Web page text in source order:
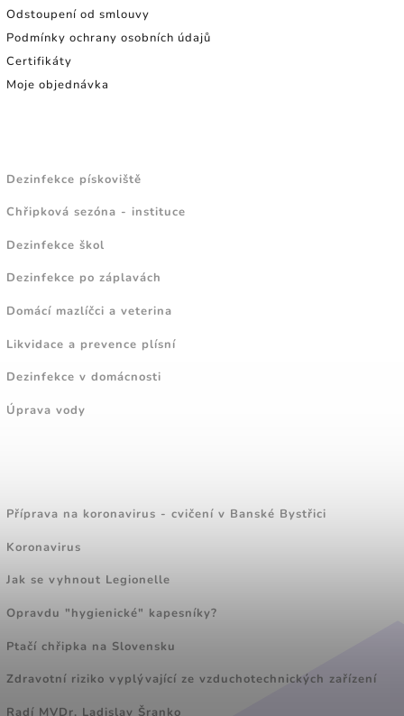
Odstoupení od smlouvy
Podmínky ochrany osobních údajů
Certifikáty
Moje objednávka
Dezinfekce pískoviště
Chřipková sezóna - instituce
Dezinfekce škol
Dezinfekce po záplavách
Domácí mazlíčci a veterina
Likvidace a prevence plísní
Dezinfekce v domácnosti
Úprava vody
Příprava na koronavirus - cvičení v Banské Bystřici
Koronavirus
Jak se vyhnout Legionelle
Opravdu "hygienické" kapesníky?
Ptačí chřipka na Slovensku
Zdravotní riziko vyplývající ze vzduchotechnických zařízení
Radí MVDr. Ladislav Šranko